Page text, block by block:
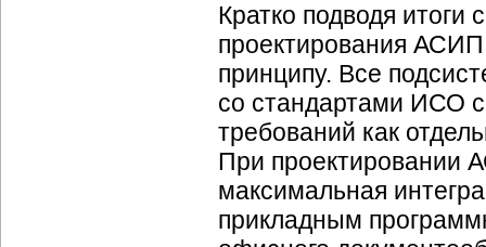
Кратко подводя
проектирования
принципу. Все
со стандартами ИСО
требований как
При проектировании
максимальная
прикладным